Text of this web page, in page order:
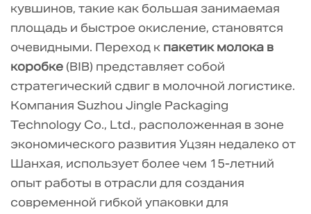
пластиковых
кувшинов
1.1
Сравнение
эффективности
и
отходов
2
Продление
срока
годности
кувшинов, такие как большая занимаемая
площадь и быстрое окисление, становятся
очевидными. Переход к пакетик молока в
коробке (BIB) представляет собой
стратегический сдвиг в молочной логистике.
Компания Suzhou Jingle Packaging
Technology Co., Ltd., расположенная в зоне
экономического развития Уцзян недалеко от
Шанхая, использует более чем 15-летний
опыт работы в отрасли для создания
современной гибкой упаковки для